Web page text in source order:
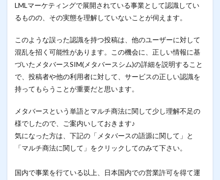
LMLマーケティングで展開されている事業として認識してい
るものの、その実態を理解していないことが伺えます。
このような誤った認識を持つ投稿は、他のユーザーに対して
混乱を招く可能性があります。この機会に、正しい情報に基
づいたメタバースSIM(メタバースシム)の詳細を説明すること
で、投稿者や他の利用者に対して、サービスの正しい認識を
持ってもらうことが重要だと思います。
メタバースという単語とマルチ商法に関して少し理解不足の
様でしたので、ご案内いしておきます♪
気になった方は、下記の「メタバースの語源に関して」と
「マルチ商法に関して」をクリックしてのみて下さい。
国内で事業を行ている以上、日本国内での営業許可を得て運